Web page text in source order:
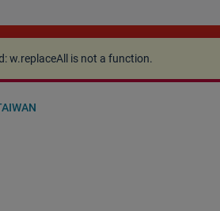
w.replaceAll is not a
w.replaceAll is not a function.